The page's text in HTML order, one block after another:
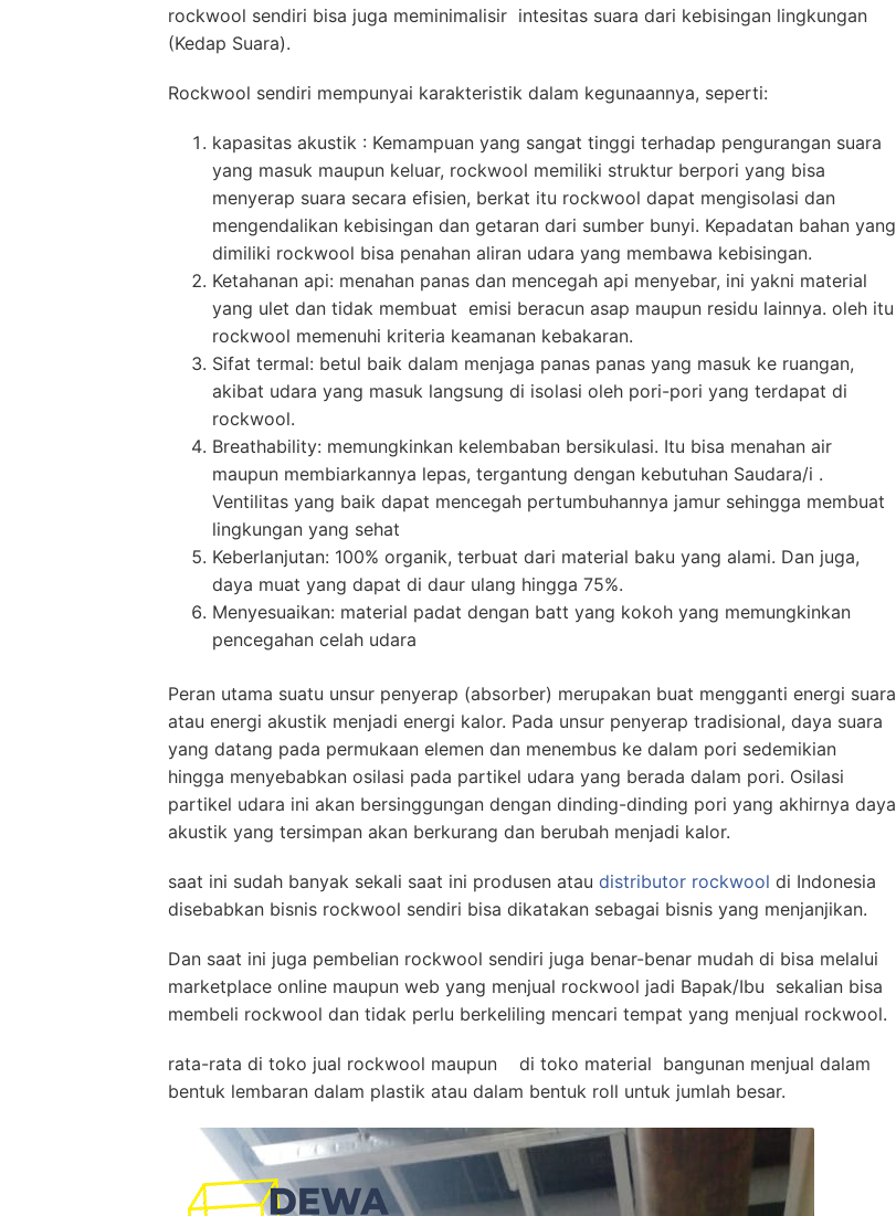
rockwool sendiri bisa juga meminimalisir intesitas suara dari kebisingan lingkungan
(Kedap Suara).
Rockwool sendiri mempunyai karakteristik dalam kegunaannya, seperti:
kapasitas akustik : Kemampuan yang sangat tinggi terhadap pengurangan suara
yang masuk maupun keluar, rockwool memiliki struktur berpori yang bisa
menyerap suara secara efisien, berkat itu rockwool dapat mengisolasi dan
mengendalikan kebisingan dan getaran dari sumber bunyi. Kepadatan bahan yang
dimiliki rockwool bisa penahan aliran udara yang membawa kebisingan.
Ketahanan api: menahan panas dan mencegah api menyebar, ini yakni material
yang ulet dan tidak membuat emisi beracun asap maupun residu lainnya. oleh itu
rockwool memenuhi kriteria keamanan kebakaran.
Sifat termal: betul baik dalam menjaga panas panas yang masuk ke ruangan,
akibat udara yang masuk langsung di isolasi oleh pori-pori yang terdapat di
rockwool.
Breathability: memungkinkan kelembaban bersikulasi. Itu bisa menahan air
maupun membiarkannya lepas, tergantung dengan kebutuhan Saudara/i .
Ventilitas yang baik dapat mencegah pertumbuhannya jamur sehingga membuat
lingkungan yang sehat
Keberlanjutan: 100% organik, terbuat dari material baku yang alami. Dan juga,
daya muat yang dapat di daur ulang hingga 75%.
Menyesuaikan: material padat dengan batt yang kokoh yang memungkinkan
pencegahan celah udara
Peran utama suatu unsur penyerap (absorber) merupakan buat mengganti energi suara
atau energi akustik menjadi energi kalor. Pada unsur penyerap tradisional, daya suara
yang datang pada permukaan elemen dan menembus ke dalam pori sedemikian
hingga menyebabkan osilasi pada partikel udara yang berada dalam pori. Osilasi
partikel udara ini akan bersinggungan dengan dinding-dinding pori yang akhirnya daya
akustik yang tersimpan akan berkurang dan berubah menjadi kalor.
saat ini sudah banyak sekali saat ini produsen atau distributor rockwool di Indonesia
disebabkan bisnis rockwool sendiri bisa dikatakan sebagai bisnis yang menjanjikan.
Dan saat ini juga pembelian rockwool sendiri juga benar-benar mudah di bisa melalui
marketplace online maupun web yang menjual rockwool jadi Bapak/Ibu sekalian bisa
membeli rockwool dan tidak perlu berkeliling mencari tempat yang menjual rockwool.
rata-rata di toko jual rockwool maupun di toko material bangunan menjual dalam
bentuk lembaran dalam plastik atau dalam bentuk roll untuk jumlah besar.